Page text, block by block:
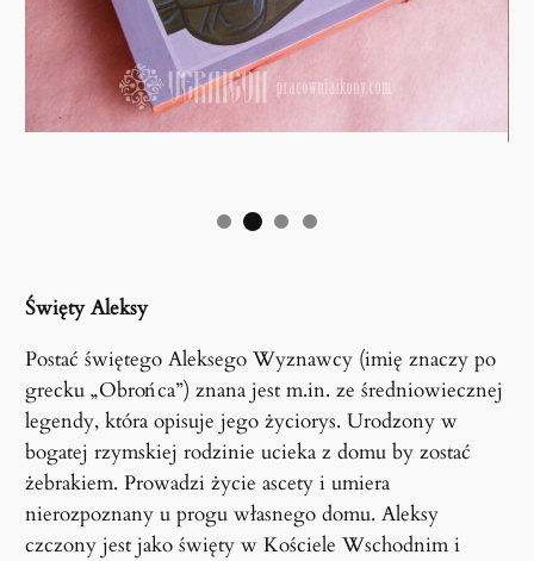
Święty Aleksy
Postać świętego Aleksego Wyznawcy (imię znaczy po
grecku „Obrońca”) znana jest m.in. ze średniowiecznej
legendy, która opisuje jego życiorys. Urodzony w
bogatej rzymskiej rodzinie ucieka z domu by zostać
żebrakiem. Prowadzi życie ascety i umiera
nierozpoznany u progu własnego domu. Aleksy
czczony jest jako święty w Kościele Wschodnim i